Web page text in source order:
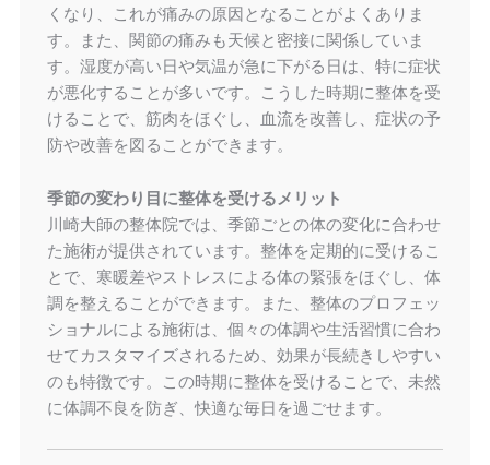
くなり、これが痛みの原因となることがよくありま
す。また、関節の痛みも天候と密接に関係していま
す。湿度が高い日や気温が急に下がる日は、特に症状
が悪化することが多いです。こうした時期に整体を受
けることで、筋肉をほぐし、血流を改善し、症状の予
防や改善を図ることができます。
季節の変わり目に整体を受けるメリット
川崎大師の整体院では、季節ごとの体の変化に合わせ
た施術が提供されています。整体を定期的に受けるこ
とで、寒暖差やストレスによる体の緊張をほぐし、体
調を整えることができます。また、整体のプロフェッ
ショナルによる施術は、個々の体調や生活習慣に合わ
せてカスタマイズされるため、効果が長続きしやすい
のも特徴です。この時期に整体を受けることで、未然
に体調不良を防ぎ、快適な毎日を過ごせます。